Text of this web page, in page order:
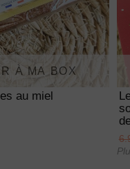
À MA BOX
au miel